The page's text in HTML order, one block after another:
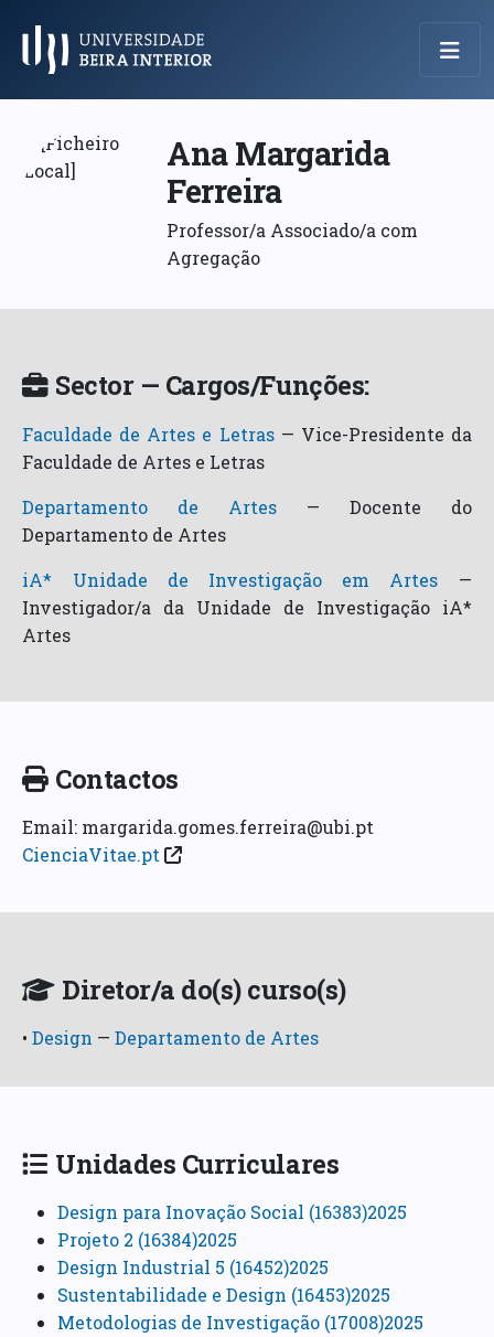
Menu Principal
Ana Margarida
Ferreira
Professor/a Associado/a com
Agregação
Sector — Cargos/Funções:
Faculdade de Artes e Letras — Vice-Presidente da
Faculdade de Artes e Letras
Departamento de Artes
— Docente do
Departamento de Artes
iA* Unidade de Investigação em Artes —
Investigador/a da Unidade de Investigação iA*
Artes
Contactos
Email: margarida.gomes.ferreira@ubi.pt
CienciaVitae.pt
Diretor/a do(s) curso(s)
•Design —Departamento de Artes
Unidades Curriculares
Design para Inovação Social (16383)2025
Projeto 2 (16384)2025
Design Industrial 5 (16452)2025
Sustentabilidade e Design (16453)2025
Metodologias de Investigação (17008)2025